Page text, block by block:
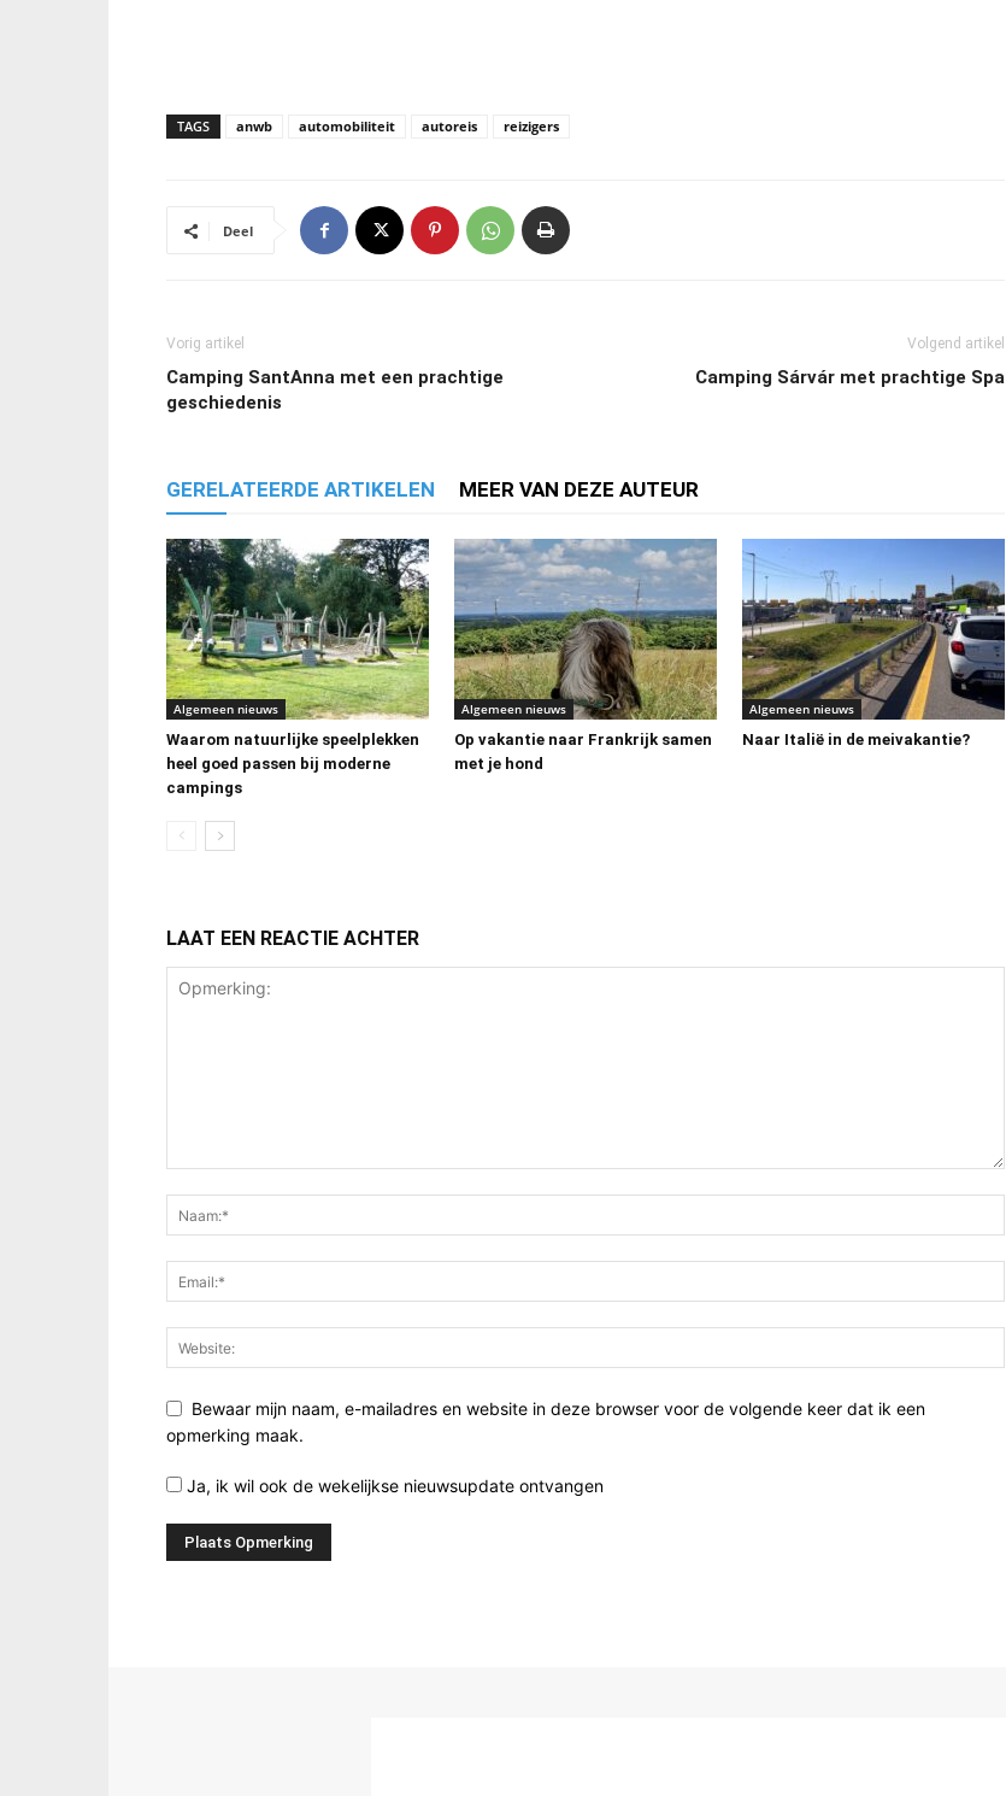
TAGS anwb automobiliteit autoreis reizigers
Deel
Vorig artikel
Camping SantAnna met een prachtige
geschiedenis
Volgend artikel
Camping Sárvár met prachtige Spa
GERELATEERDE ARTIKELEN MEER VAN DEZE AUTEUR
Algemeen nieuws
Waarom natuurlijke speelplekken
heel goed passen bij moderne
campings
Algemeen nieuws
Op vakantie naar Frankrijk samen
met je hond
Algemeen nieuws
Naar Italië in de meivakantie?
LAAT EEN REACTIE ACHTER
Bewaar mijn naam, e-mailadres en website in deze browser voor de volgende keer dat ik een
opmerking maak.
Ja, ik wil ook de wekelijkse nieuwsupdate ontvangen